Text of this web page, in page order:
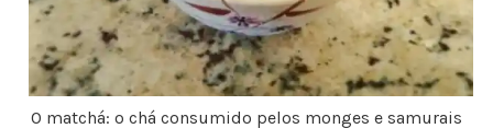
O matchá: o chá consumido pelos monges e samurais